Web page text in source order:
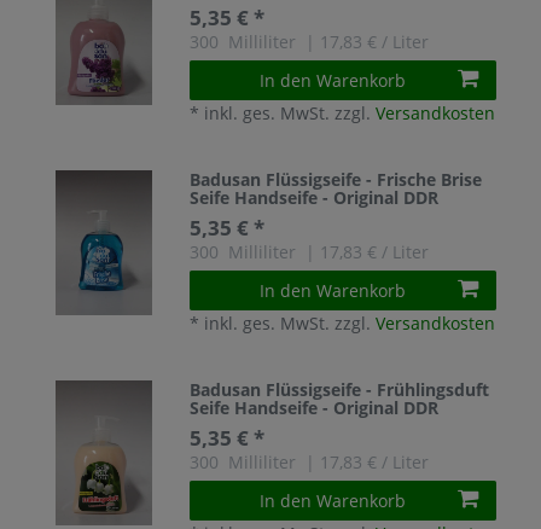
5,35 € *
300 Milliliter
| 17,83 € / Liter
In den Warenkorb
* inkl. ges. MwSt. zzgl.Versandkosten
Badusan Flüssigseife - Frische Brise
Seife Handseife - Original DDR
5,35 € *
300 Milliliter
| 17,83 € / Liter
In den Warenkorb
* inkl. ges. MwSt. zzgl.Versandkosten
Badusan Flüssigseife - Frühlingsduft
Seife Handseife - Original DDR
5,35 € *
300 Milliliter
| 17,83 € / Liter
In den Warenkorb